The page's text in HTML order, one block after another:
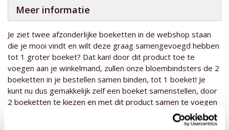
Meer informatie
Je ziet twee afzonderlijke boeketten in de webshop staan
die je mooi vindt en wilt deze graag samengevoegd hebben
tot 1 groter boeket? Dat kan! door dit product toe te
voegen aan je winkelmand, zullen onze bloembindsters de 2
boeketten in je bestellen samen binden, tot 1 boeket! Je
kunt nu dus gemakkelijk zelf een boeket samenstellen, door
2 boeketten te kiezen en met dit product samen te voegen
tot 1 boeket. Wil je graag nog 5 stelen gipskruid toevoegen
voeg gipskruid toe' en